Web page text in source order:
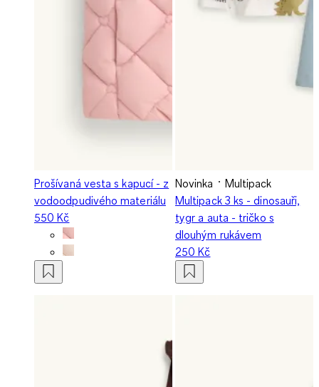
Prošívaná vesta s kapucí - z
vodoodpudivého materiálu
550 Kč
Novinka
Multipack
Multipack 3 ks - dinosauři,
tygr a auta - tričko s
dlouhým rukávem
250 Kč